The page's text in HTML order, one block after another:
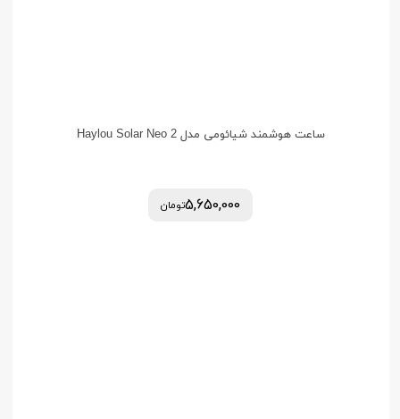
ساعت هوشمند شیائومی مدل Haylou Solar Neo 2
5,650,000تومان